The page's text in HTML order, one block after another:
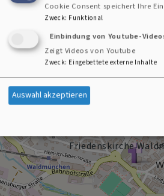
Bahnhofstraße 22
93449 Waldmünchen
Friedenskirche
+
−
Cookie Consent speichert Ihre
Zweck: Funktional
Einbindung von Youtube-
Zeigt Videos von Youtube
Zweck: Eingebettete externe Inhalte
Auswahl akzeptieren